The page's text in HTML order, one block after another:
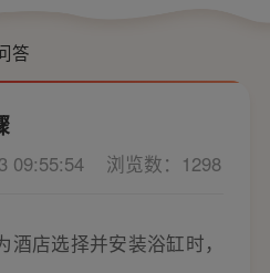
答
09:55:54 浏览数：1298
店选择并安装浴缸时，